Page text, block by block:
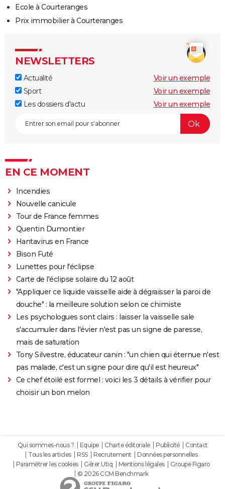
Ecole à Courteranges
Prix immobilier à Courteranges
NEWSLETTERS
Actualité
Voir un exemple
Sport
Voir un exemple
Les dossiers d'actu
Voir un exemple
EN CE MOMENT
Incendies
Nouvelle canicule
Tour de France femmes
Quentin Dumontier
Hantavirus en France
Bison Futé
Lunettes pour l'éclipse
Carte de l'éclipse solaire du 12 août
"Appliquer ce liquide vaisselle aide à dégraisser la paroi de
douche" : la meilleure solution selon ce chimiste
Les psychologues sont clairs : laisser la vaisselle sale
s'accumuler dans l'évier n'est pas un signe de paresse,
mais de saturation
Tony Silvestre, éducateur canin : "un chien qui éternue n'est
pas malade, c'est un signe pour dire qu'il est heureux"
Ce chef étoilé est formel : voici les 3 détails à vérifier pour
choisir un bon melon
Qui sommes-nous ? Equipe Charte éditoriale Publicité
Contact
Tous les articles
RSS Recrutement
Données personnelles
Paramétrer les cookies
Gérer Utiq Mentions légales
Groupe Figaro
© 2026 CCM Benchmark